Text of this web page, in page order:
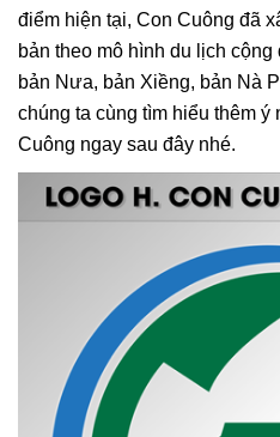
điểm hiện tại, Con Cuông đã
bản theo mô hình du lịch
bản Nưa, bản Xiềng, bản Nà
chúng ta cùng tìm hiểu thêm ý
Cuông ngay sau đây nhé.